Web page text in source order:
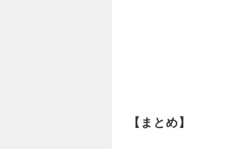
【まとめ】